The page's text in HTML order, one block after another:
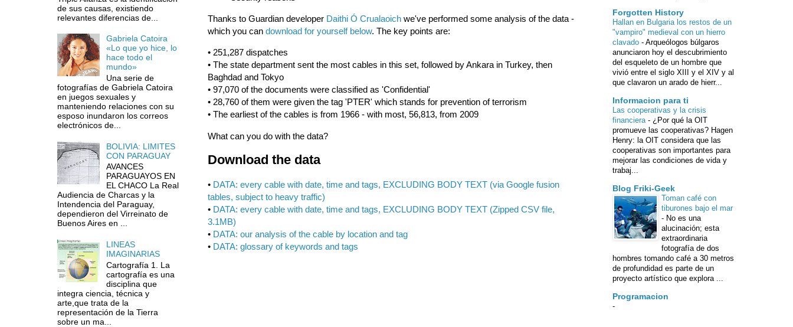
Thanks to Guardian developer Daithi Ó Crualaoichwe've performed some analysis of the data -
which you can download for yourself below. The key points are:
• 251,287 dispatches
• The state department sent the most cables in this set, followed by Ankara in Turkey, then
Baghdad and Tokyo
• 97,070 of the documents were classified as 'Confidential'
• 28,760 of them were given the tag 'PTER' which stands for prevention of terrorism
• The earliest of the cables is from 1966 - with most, 56,813, from 2009
What can you do with the data?
Download the data
• DATA: every cable with date, time and tags, EXCLUDING BODY TEXT (via Google fusion
tables, subject to heavy traffic)
• DATA: every cable with date, time and tags, EXCLUDING BODY TEXT (Zipped CSV file,
3.1MB)
• DATA: our analysis of the cable by location and tag
• DATA: glossary of keywords and tags
de sus causas, existiendo
relevantes diferencias de...
Gabriela Catoira
«Lo que yo hice, lo
hace todo el
mundo»
Una serie de
fotografías de Gabriela Catoira
en juegos sexuales y
manteniendo relaciones con su
esposo inundaron los correos
electrónicos de...
BOLIVIA: LIMITES
CON PARAGUAY
AVANCES
PARAGUAYOS EN
EL CHACO La Real
Audiencia de Charcas y la
Intendencia del Paraguay,
dependieron del Virreinato de
Buenos Aires en ...
LINEAS
IMAGINARIAS
Cartografía 1. La
cartografía es una
disciplina que
integra ciencia, técnica y
arte,que trata de la
representación de la Tierra
sobre un ma...
Forgotten History
Hallan en Bulgaria los restos de un
"vampiro" medieval con un hierro
clavado - Arqueólogos búlgaros
anunciaron hoy el descubrimiento
del esqueleto de un hombre que
vivió entre el siglo XIII y el XIV y al
que clavaron un arado de hierr...
Informacion para ti
Las cooperativas y la crisis
financiera - ¿Por qué la OIT
promueve las cooperativas? Hagen
Henry: la OIT considera que las
cooperativas son importantes para
mejorar las condiciones de vida y
trabaj...
Blog Friki-Geek
Toman café con
tiburones bajo el mar
- No es una
alucinación; esta
extraordinaria
fotografía de dos
hombres tomando café a 30 metros
de profundidad es parte de un
proyecto artístico que explora ...
Programacion
-